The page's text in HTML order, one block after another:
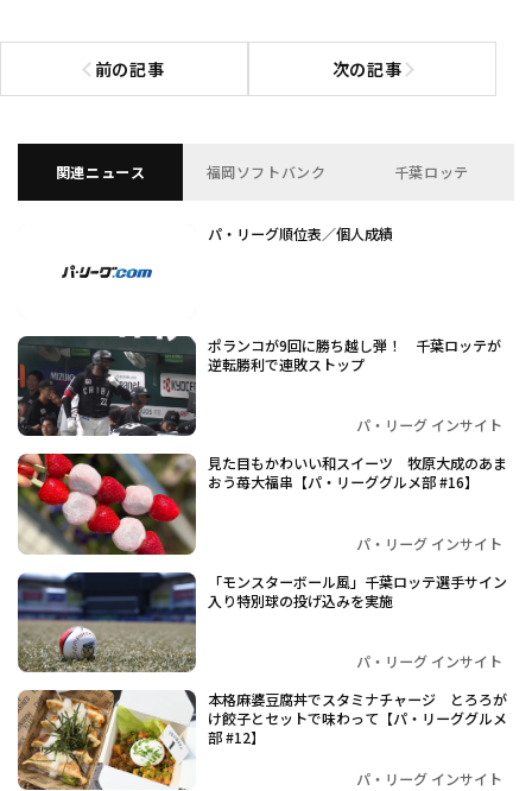
前の記事
前の記事へ 次の記事次の記事へ
関連ニュース 福岡ソフトバンク 千葉ロッテ
パ・リーグ順位表／個人成績
ポランコが9回に勝ち越し弾！ 千葉ロッテが
逆転勝利で連敗ストップ
パ・リーグ インサイト
見た目もかわいい和スイーツ 牧原大成のあま
おう苺大福串【パ・リーググルメ部 #16】
パ・リーグ インサイト
「モンスターボール風」千葉ロッテ選手サイン
入り特別球の投げ込みを実施
パ・リーグ インサイト
本格麻婆豆腐丼でスタミナチャージ とろろが
け餃子とセットで味わって【パ・リーググルメ
部 #12】
パ・リーグ インサイト